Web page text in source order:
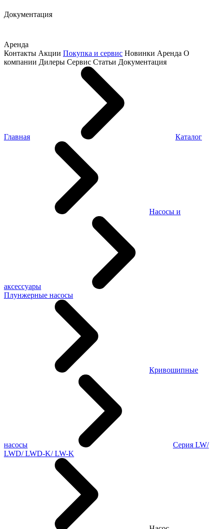
Документация
Аренда
Контакты Акции Покупка и сервис Новинки Аренда О
компании Дилеры Сервис Статьи Документация
Главная Каталог
Насосы и
аксессуары
Плунжерные насосы
Кривошипные
насосы
Серия LW/
LWD/ LWD-K/ LW-K